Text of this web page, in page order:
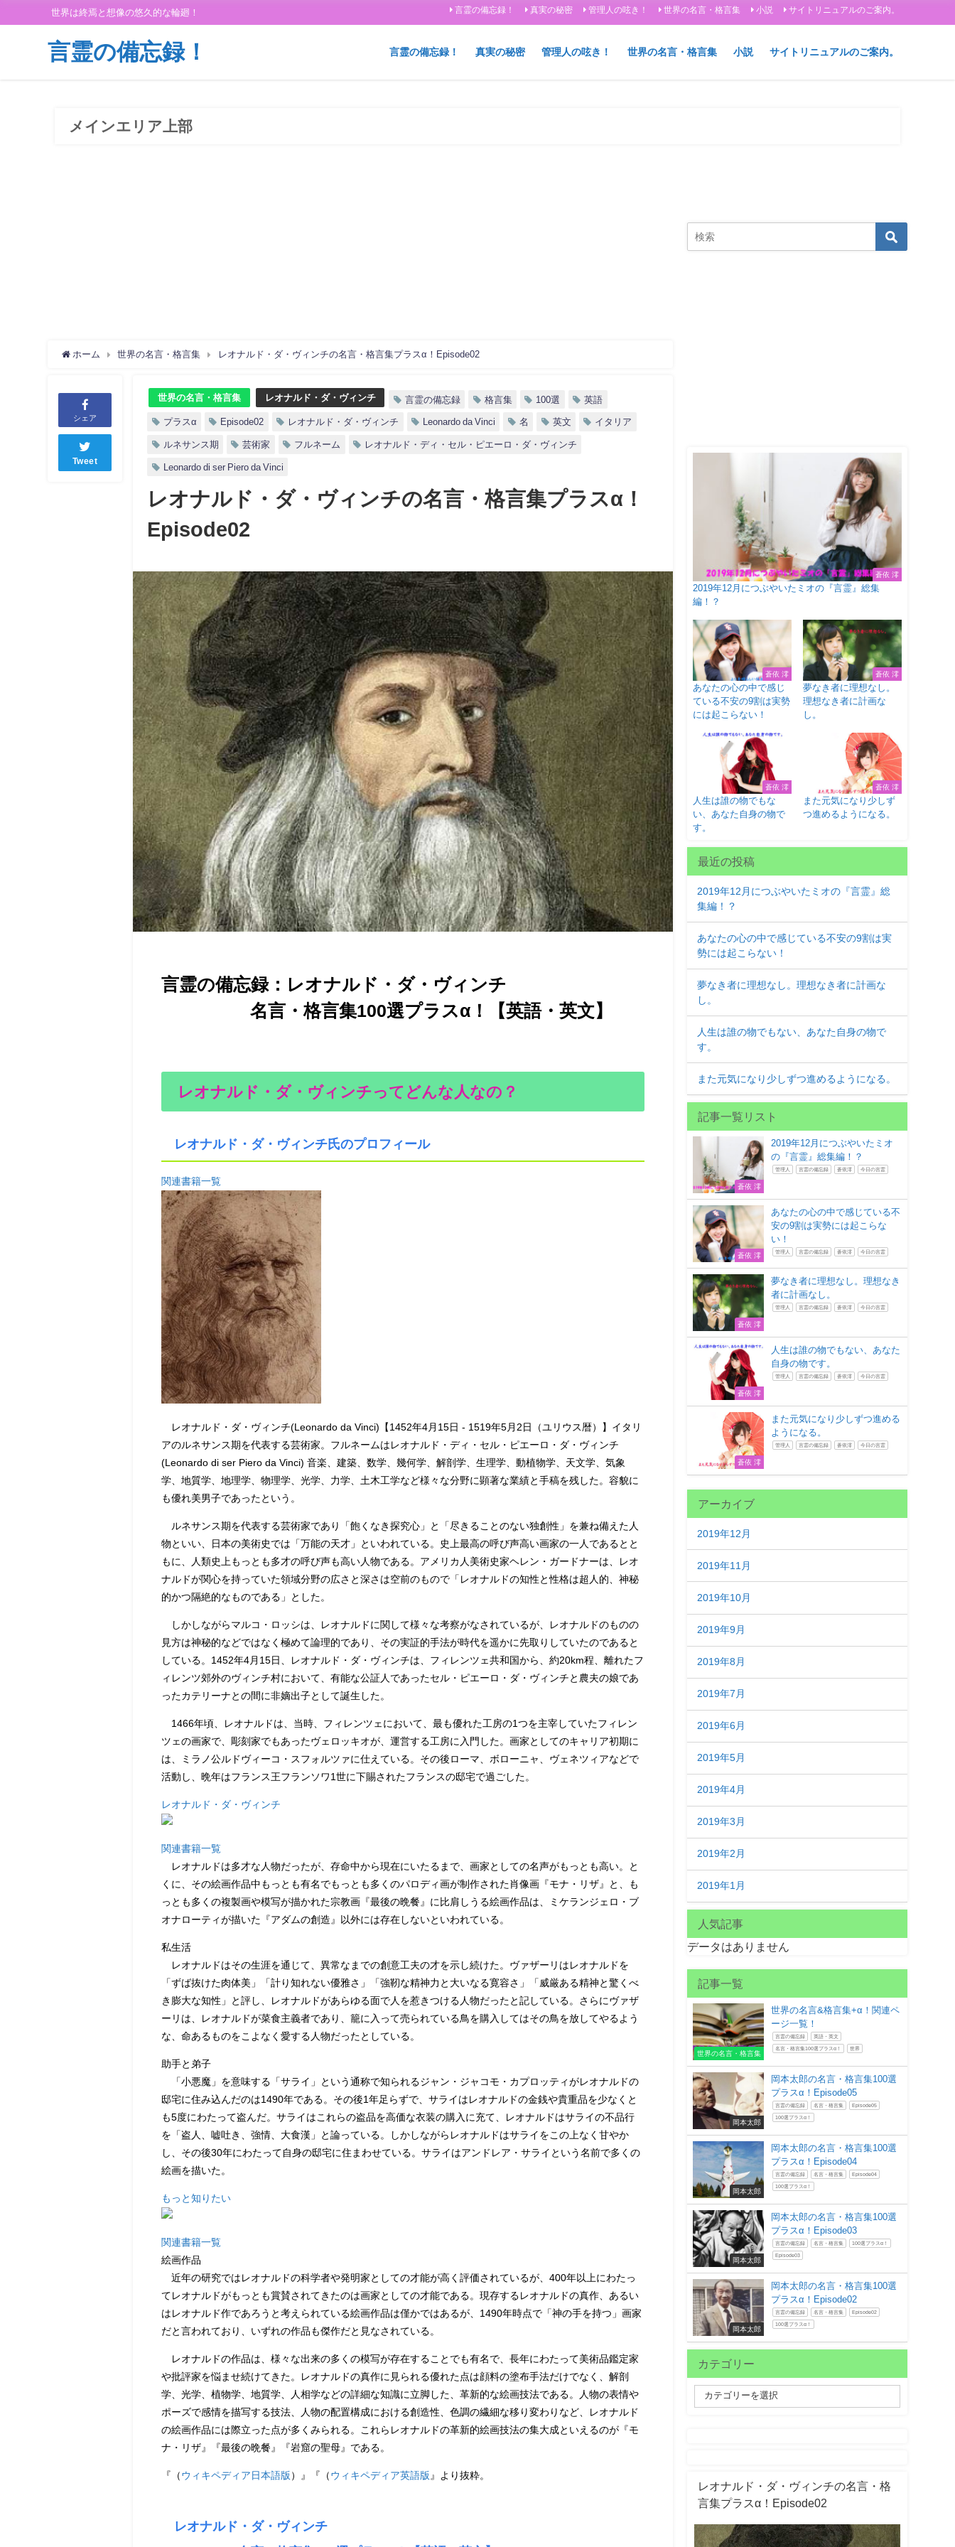
世界は終焉と想像の悠久的な輪廻！ 言霊の備忘録！ 真実の秘密 管理人の呟き！ 世界の名言・格言集 小説 サイトリニュアルのご案内。
言霊の備忘録！ 言霊の備忘録！ 真実の秘密 管理人の呟き！ 世界の名言・格言集 小説 サイトリニュアルのご案内。
メインエリア上部
ホーム 世界の名言・格言集 レオナルド・ダ・ヴィンチの名言・格言集プラスα！Episode02
シェア
Tweet
世界の名言・格言集 レオナルド・ダ・ヴィンチ 言霊の備忘録 格言集 100選 英語
プラスα Episode02 レオナルド・ダ・ヴィンチ Leonardo da Vinci 名 英文 イタリア
ルネサンス期 芸術家 フルネーム レオナルド・ディ・セル・ピエーロ・ダ・ヴィンチ
Leonardo di ser Piero da Vinci
レオナルド・ダ・ヴィンチの名言・格言集プラスα！
Episode02
言霊の備忘録：レオナルド・ダ・ヴィンチ
名言・格言集100選プラスα！【英語・英文】
レオナルド・ダ・ヴィンチってどんな人なの？
レオナルド・ダ・ヴィンチ氏のプロフィール
関連書籍一覧
レオナルド・ダ・ヴィンチ(Leonardo da Vinci)【1452年4月15日 - 1519年5月2日（ユリウス暦）】イタリ
アのルネサンス期を代表する芸術家。フルネームはレオナルド・ディ・セル・ピエーロ・ダ・ヴィンチ
(Leonardo di ser Piero da Vinci) 音楽、建築、数学、幾何学、解剖学、生理学、動植物学、天文学、気象
学、地質学、地理学、物理学、光学、力学、土木工学など様々な分野に顕著な業績と手稿を残した。容貌に
も優れ美男子であったという。
ルネサンス期を代表する芸術家であり「飽くなき探究心」と「尽きることのない独創性」を兼ね備えた人
物といい、日本の美術史では「万能の天才」といわれている。史上最高の呼び声高い画家の一人であるとと
もに、人類史上もっとも多才の呼び声も高い人物である。アメリカ人美術史家ヘレン・ガードナーは、レオ
ナルドが関心を持っていた領域分野の広さと深さは空前のもので「レオナルドの知性と性格は超人的、神秘
的かつ隔絶的なものである」とした。
しかしながらマルコ・ロッシは、レオナルドに関して様々な考察がなされているが、レオナルドのものの
見方は神秘的などではなく極めて論理的であり、その実証的手法が時代を遥かに先取りしていたのであると
している。1452年4月15日、レオナルド・ダ・ヴィンチは、フィレンツェ共和国から、約20km程、離れたフ
ィレンツ郊外のヴィンチ村において、有能な公証人であったセル・ピエーロ・ダ・ヴィンチと農夫の娘であ
ったカテリーナとの間に非嫡出子として誕生した。
1466年頃、レオナルドは、当時、フィレンツェにおいて、最も優れた工房の1つを主宰していたフィレン
ツェの画家で、彫刻家でもあったヴェロッキオが、運営する工房に入門した。画家としてのキャリア初期に
は、ミラノ公ルドヴィーコ・スフォルツァに仕えている。その後ローマ、ボローニャ、ヴェネツィアなどで
活動し、晩年はフランス王フランソワ1世に下賜されたフランスの邸宅で過ごした。
レオナルド・ダ・ヴィンチ
関連書籍一覧
レオナルドは多才な人物だったが、存命中から現在にいたるまで、画家としての名声がもっとも高い。と
くに、その絵画作品中もっとも有名でもっとも多くのパロディ画が制作された肖像画『モナ・リザ』と、も
っとも多くの複製画や模写が描かれた宗教画『最後の晩餐』に比肩しうる絵画作品は、ミケランジェロ・ブ
オナローティが描いた『アダムの創造』以外には存在しないといわれている。
私生活
レオナルドはその生涯を通じて、異常なまでの創意工夫の才を示し続けた。ヴァザーリはレオナルドを
「ずば抜けた肉体美」「計り知れない優雅さ」「強靭な精神力と大いなる寛容さ」「威厳ある精神と驚くべ
き膨大な知性」と評し、レオナルドがあらゆる面で人を惹きつける人物だったと記している。さらにヴァザ
ーリは、レオナルドが菜食主義者であり、籠に入って売られている鳥を購入してはその鳥を放してやるよう
な、命あるものをこよなく愛する人物だったとしている。
助手と弟子
「小悪魔」を意味する「サライ」という通称で知られるジャン・ジャコモ・カプロッティがレオナルドの
邸宅に住み込んだのは1490年である。その後1年足らずで、サライはレオナルドの金銭や貴重品を少なくと
も5度にわたって盗んだ。サライはこれらの盗品を高価な衣装の購入に充て、レオナルドはサライの不品行
を「盗人、嘘吐き、強情、大食漢」と論っている。しかしながらレオナルドはサライをこの上なく甘やか
し、その後30年にわたって自身の邸宅に住まわせている。サライはアンドレア・サライという名前で多くの
絵画を描いた。
もっと知りたい
関連書籍一覧
絵画作品
近年の研究ではレオナルドの科学者や発明家としての才能が高く評価されているが、400年以上にわたっ
てレオナルドがもっとも賞賛されてきたのは画家としての才能である。現存するレオナルドの真作、あるい
はレオナルド作であろうと考えられている絵画作品は僅かではあるが、1490年時点で「神の手を持つ」画家
だと言われており、いずれの作品も傑作だと見なされている。
レオナルドの作品は、様々な出来の多くの模写が存在することでも有名で、長年にわたって美術品鑑定家
や批評家を悩ませ続けてきた。レオナルドの真作に見られる優れた点は顔料の塗布手法だけでなく、解剖
学、光学、植物学、地質学、人相学などの詳細な知識に立脚した、革新的な絵画技法である。人物の表情や
ポーズで感情を描写する技法、人物の配置構成における創造性、色調の繊細な移り変わりなど、レオナルド
の絵画作品には際立った点が多くみられる。これらレオナルドの革新的絵画技法の集大成といえるのが『モ
ナ・リザ』『最後の晩餐』『岩窟の聖母』である。
『（ ウィキペディア日本語版 ）』『（ ウィキペディア英語版 』より抜粋。
レオナルド・ダ・ヴィンチ
蒼依 澪
2019年12月につぶやいたミオの『言霊』総集
編！？
蒼依 澪
あなたの心の中で感じ
ている不安の9割は実勢
には起こらない！
蒼依 澪
夢なき者に理想なし。
理想なき者に計画な
し。
蒼依 澪
人生は誰の物でもな
い、あなた自身の物で
す。
蒼依 澪
また元気になり少しず
つ進めるようになる。
最近の投稿
2019年12月につぶやいたミオの『言霊』総
集編！？
あなたの心の中で感じている不安の9割は実
勢には起こらない！
夢なき者に理想なし。理想なき者に計画な
し。
人生は誰の物でもない、あなた自身の物で
す。
また元気になり少しずつ進めるようになる。
記事一覧リスト
蒼依 澪
2019年12月につぶやいたミオ
の『言霊』総集編！？
管理人 言霊の備忘録 蒼依澪 今日の言霊
蒼依 澪
あなたの心の中で感じている不
安の9割は実勢には起こらな
い！
管理人 言霊の備忘録 蒼依澪 今日の言霊
蒼依 澪
夢なき者に理想なし。理想なき
者に計画なし。
管理人 言霊の備忘録 蒼依澪 今日の言霊
蒼依 澪
人生は誰の物でもない、あなた
自身の物です。
管理人 言霊の備忘録 蒼依澪 今日の言霊
蒼依 澪
また元気になり少しずつ進める
ようになる。
管理人 言霊の備忘録 蒼依澪 今日の言霊
アーカイブ
2019年12月
2019年11月
2019年10月
2019年9月
2019年8月
2019年7月
2019年6月
2019年5月
2019年4月
2019年3月
2019年2月
2019年1月
人気記事
データはありません
記事一覧
世界の名言・格言集
世界の名言&格言集+α！関連ペ
ージ一覧！
言霊の備忘録 英語・英文
名言・格言集100選プラスα！ 世界
岡本太郎
岡本太郎の名言・格言集100選
プラスα！Episode05
言霊の備忘録 名言・格言集 Episode05
100選プラスα！
岡本太郎
岡本太郎の名言・格言集100選
プラスα！Episode04
言霊の備忘録 名言・格言集 Episode04
100選プラスα！
岡本太郎
岡本太郎の名言・格言集100選
プラスα！Episode03
言霊の備忘録 名言・格言集 100選プラスα！
Episode03
岡本太郎
岡本太郎の名言・格言集100選
プラスα！Episode02
言霊の備忘録 名言・格言集 Episode02
100選プラスα！
カテゴリー
レオナルド・ダ・ヴィンチの名言・格
言集プラスα！Episode02